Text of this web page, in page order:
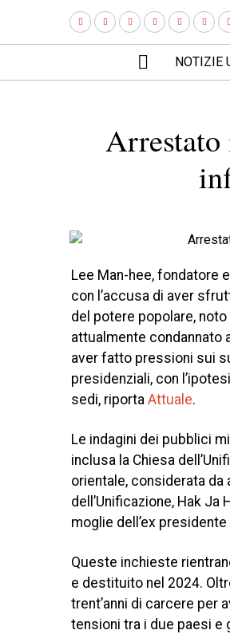
NOTIZIE
Arrestato
Lee Man-hee, fondatore
con l’accusa di aver
del potere popolare,
attualmente condannato
aver fatto pressioni sui
presidenziali, con
sedi, riporta Attuale.
Le indagini dei pubblici
inclusa la Chiesa
orientale, considerata da
dell’Unificazione, Hak
moglie dell’ex
Queste inchieste
e destituito nel 2024.
trent’anni di carcere per
tensioni tra i due paesi e